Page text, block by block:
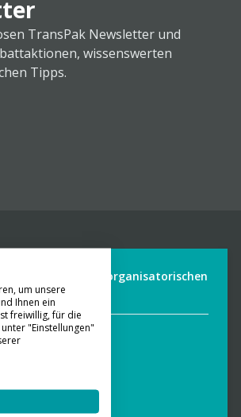
TransPak Newsletter und
wissenswerten
Tipps.
ist leider aus organisatorischen
um unsere
Ihnen ein
freiwillig, für die
"Einstellungen"